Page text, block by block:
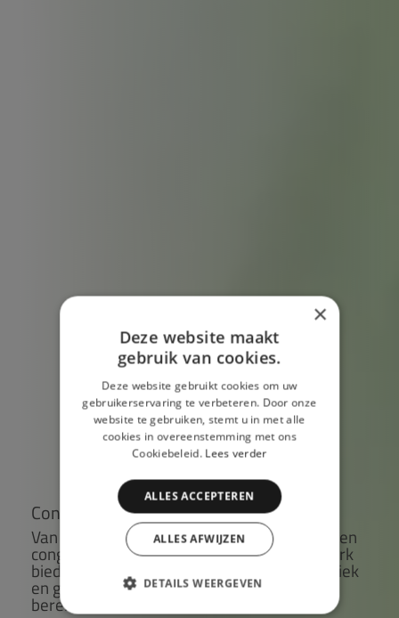
Congres organiseren in Breda
Van een bijeenkomst voor 100 gasten tot een
congres voor duizenden bezoekers, Breepark
biedt flexibele ruimtes, professionele techniek
en gratis parkeergelegenheid op één goed
bereikbare locatie.
×
Deze website maakt
gebruik van cookies.
Deze website gebruikt cookies om uw
gebruikerservaring te verbeteren. Door onze
website te gebruiken, stemt u in met alle
cookies in overeenstemming met ons
Cookiebeleid. Lees verder
ALLES ACCEPTEREN
ALLES AFWIJZEN
DETAILS WEERGEVEN